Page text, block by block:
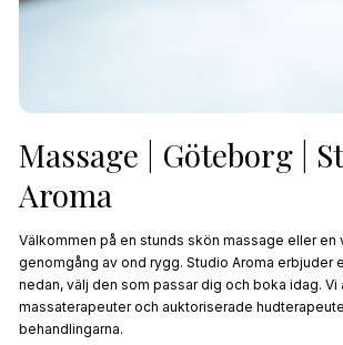
Massage | Göteborg |
Aroma
Välkommen på en stunds skön massage eller en
genomgång av ond rygg. Studio Aroma erbjuder
nedan, välj den som passar dig och boka idag. Vi
massaterapeuter och auktoriserade
behandlingarna.